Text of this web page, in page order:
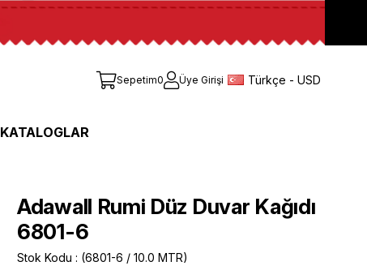
Sepetim0 Üye Girişi Türkçe - USD
KATALOGLAR
Adawall Rumi Düz Duvar Kağıdı
6801-6
Stok Kodu
(6801-6 / 10.0 MTR)